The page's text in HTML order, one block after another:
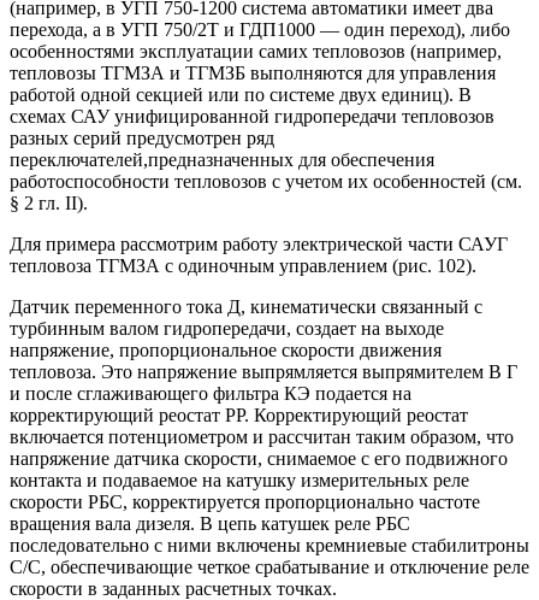
(например, в УГП 750-1200 система автоматики имеет два
перехода, а в УГП 750/2Т и ГДП1000 — один переход), либо
особенностями эксплуатации самих тепловозов (например,
тепловозы ТГМЗА и ТГМЗБ выполняются для управления
работой одной секцией или по системе двух единиц). В
схемах САУ унифицированной гидропередачи тепловозов
разных серий предусмотрен ряд
переключателей,предназначенных для обеспечения
работоспособности тепловозов с учетом их особенностей (см.
§ 2 гл. II).
Для примера рассмотрим работу электрической части САУГ
тепловоза ТГМЗА с одиночным управлением (рис. 102).
Датчик переменного тока Д, кинематически связанный с
турбинным валом гидропередачи, создает на выходе
напряжение, пропорциональное скорости движения
тепловоза. Это напряжение выпрямляется выпрямителем В Г
и после сглаживающего фильтра КЭ подается на
корректирующий реостат РР. Корректирующий реостат
включается потенциометром и рассчитан таким образом, что
напряжение датчика скорости, снимаемое с его подвижного
контакта и подаваемое на катушку измерительных реле
скорости РБС, корректируется пропорционально частоте
вращения вала дизеля. В цепь катушек реле РБС
последовательно с ними включены кремниевые стабилитроны
С/С, обеспечивающие четкое срабатывание и отключение реле
скорости в заданных расчетных точках.